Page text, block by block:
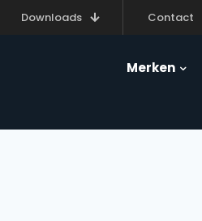
Downloads Contact
Merken